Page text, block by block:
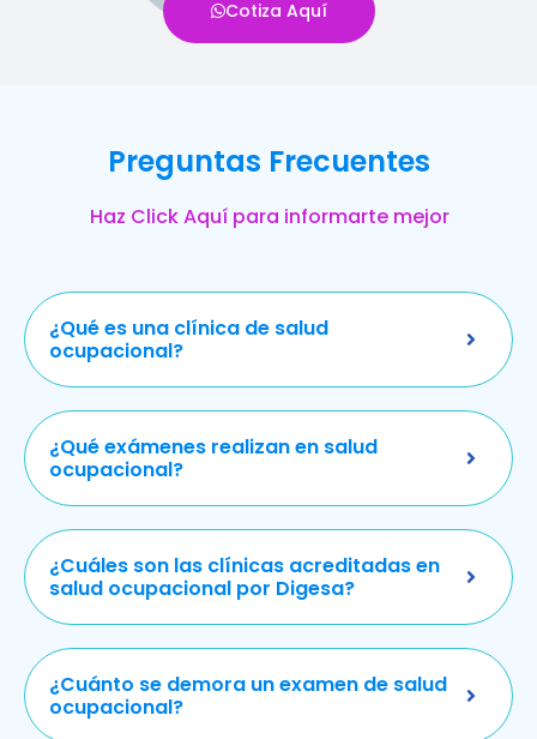
Cotiza Aquí
Preguntas Frecuentes
Haz Click Aquí para informarte mejor
¿Qué es una clínica de salud
ocupacional?
¿Qué exámenes realizan en salud
ocupacional?
¿Cuáles son las clínicas acreditadas en
salud ocupacional por Digesa?
¿Cuánto se demora un examen de salud
ocupacional?